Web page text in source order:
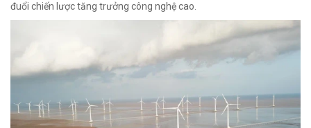
đuổi chiến lược tăng trưởng công nghệ cao.